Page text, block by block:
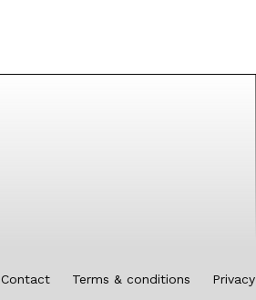
Contact Terms & conditions Privacy